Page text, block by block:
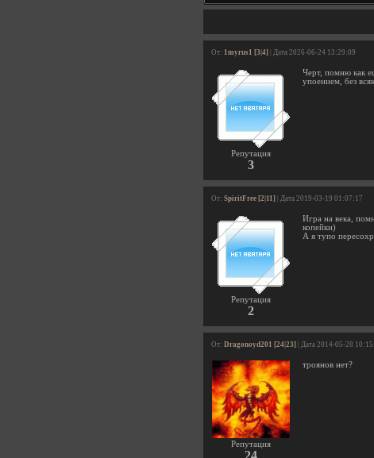
От: 1myrus1 [3|4] | Дата 2026-06-24 13:29:09
Репутация
3
Черт, помню как
упоением, без
От: SpiritFree [2|11] | Дата 2019-03-19 01:07:17
Репутация
2
Игра на века,
копейки)
А я тупо
От: Dragonoyd201 [24|23] | Дата 2014-05-28
Репутация
24
троянов нет?